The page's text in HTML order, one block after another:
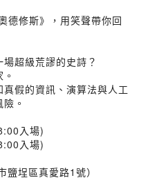
德修斯》，用笑聲帶你回
超級荒謬的史詩？
假的資訊、演算法與人工
。
入場)
入場)
埕區真愛路1號）